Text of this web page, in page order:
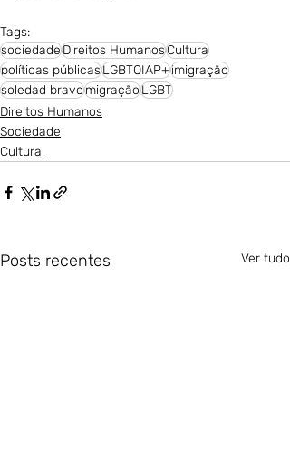
Tags:
sociedadeDireitos HumanosCultura
políticas públicasLGBTQIAP+imigração
soledad bravomigraçãoLGBT
Direitos Humanos
Sociedade
Cultural
Posts recentes Ver tudo